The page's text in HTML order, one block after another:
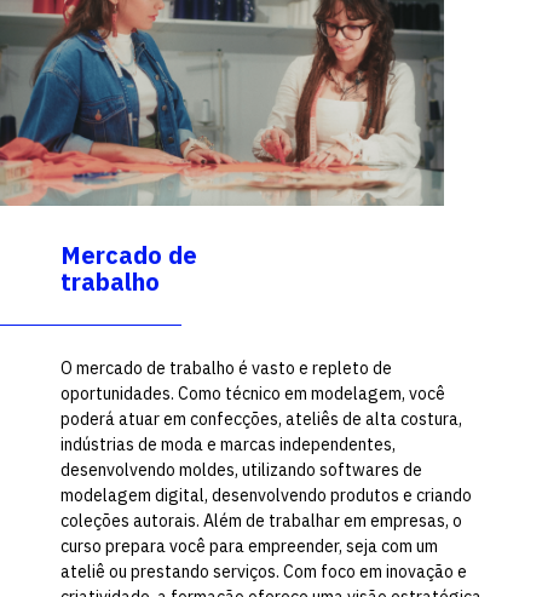
Mercado de
trabalho
O mercado de trabalho é vasto e repleto de
oportunidades. Como técnico em modelagem, você
poderá atuar em confecções, ateliês de alta costura,
indústrias de moda e marcas independentes,
desenvolvendo moldes, utilizando softwares de
modelagem digital, desenvolvendo produtos e criando
coleções autorais. Além de trabalhar em empresas, o
curso prepara você para empreender, seja com um
ateliê ou prestando serviços. Com foco em inovação e